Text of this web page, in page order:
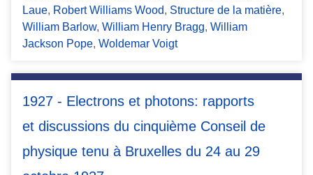
Laue, Robert Williams Wood, Structure de la matière,
William Barlow, William Henry Bragg, William
Jackson Pope, Woldemar Voigt
1927 - Electrons et photons: rapports
et discussions du cinquième Conseil de
physique tenu à Bruxelles du 24 au 29